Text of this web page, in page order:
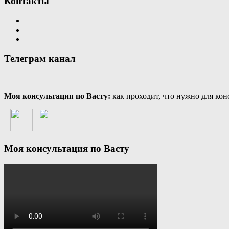
Телеграм канал
Моя консультация по Васту: как проходит, что нужно для
Моя консультация по Васту